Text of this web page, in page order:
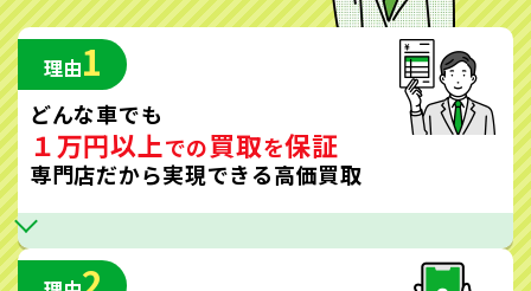
理由1
どんな車でも
１万円以上での買取を保証
専門店だから実現できる高価買取